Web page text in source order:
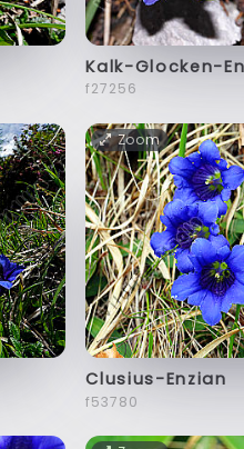
Kalk-Glocken-
f27256
Zoom
Clusius-Enzian
f53780